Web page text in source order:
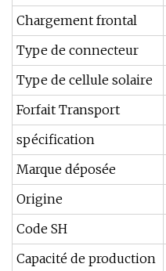
Chargement frontal
Type de connecteur
Type de cellule solaire
Forfait Transport
spécification
Marque déposée
Origine
Code SH
Capacité de production